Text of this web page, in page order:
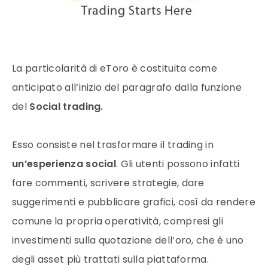
La particolarità di eToro è costituita come
anticipato all’inizio del paragrafo dalla funzione
del Social trading.
Esso consiste nel trasformare il trading in
un’esperienza social. Gli utenti possono infatti
fare commenti, scrivere strategie, dare
suggerimenti e pubblicare grafici, così da rendere
comune la propria operatività, compresi gli
investimenti sulla quotazione dell’oro, che è uno
degli asset più trattati sulla piattaforma.